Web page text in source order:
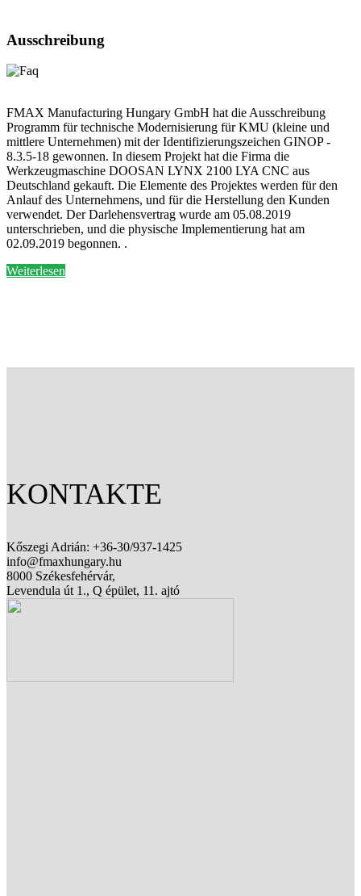
Ausschreibung
FMAX Manufacturing Hungary GmbH hat die Ausschreibung
Programm für technische Modernisierung für KMU (kleine und
mittlere Unternehmen) mit der Identifizierungszeichen GINOP -
8.3.5-18 gewonnen. In diesem Projekt hat die Firma die
Werkzeugmaschine DOOSAN LYNX 2100 LYA CNC aus
Deutschland gekauft. Die Elemente des Projektes werden für den
Anlauf des Unternehmens, und für die Herstellung den Kunden
verwendet. Der Darlehensvertrag wurde am 05.08.2019
unterschrieben, und die physische Implementierung hat am
02.09.2019 begonnen. .
Weiterlesen
KONTAKTE
Kőszegi Adrián: +36-30/937-1425
info@fmaxhungary.hu
8000 Székesfehérvár,
Levendula út 1., Q épület, 11. ajtó